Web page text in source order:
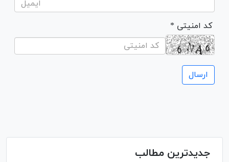
* کد امنیتی
جدیدترین مطالب